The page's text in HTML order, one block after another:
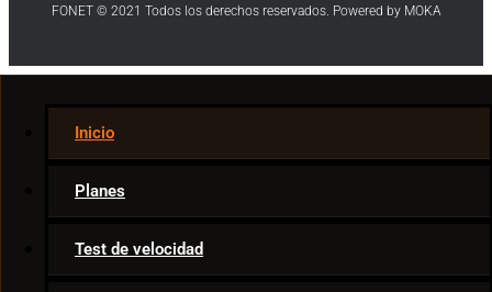
Internet
Telecom News
Smart Home
Game Tips
Inicio
Planes
Test de velocidad
FONET © 2021 Todos los derechos reservados. Powered by MOKA